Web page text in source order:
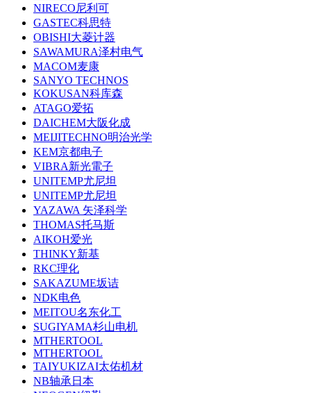
NIRECO尼利可
GASTEC科思特
OBISHI大菱计器
SAWAMURA泽村电气
MACOM麦康
SANYO TECHNOS
KOKUSAN科库森
ATAGO爱拓
DAICHEM大阪化成
MEIJITECHNO明治光学
KEM京都电子
VIBRA新光電子
UNITEMP尤尼坦
UNITEMP尤尼坦
YAZAWA 矢泽科学
THOMAS托马斯
AIKOH爱光
THINKY新基
RKC理化
SAKAZUME坂诘
NDK电色
MEITOU名东化工
SUGIYAMA杉山电机
MTHERTOOL
MTHERTOOL
TAIYUKIZAI太佑机材
NB轴承日本